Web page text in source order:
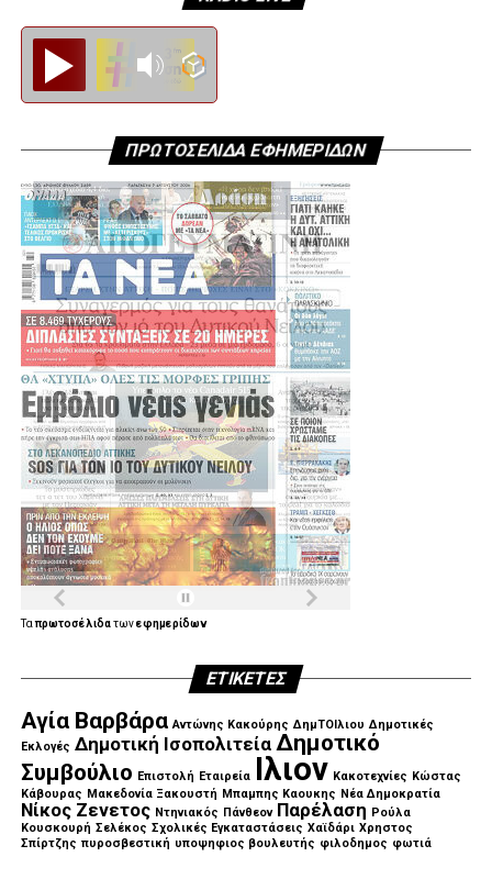
ΠΡΩΤΟΣΕΛΙΔΑ ΕΦΗΜΕΡΙΔΩΝ
Ταπρωτοσέλιδατωνεφημερίδων
ΕΤΙΚΈΤΕΣ
Αγία Βαρβάρα Αντώνης Κακούρης ΔημΤΟΙλιου Δημοτικές
Εκλογές Δημοτική Ισοπολιτεία Δημοτικό
Συμβούλιο Επιστολή Εταιρεία Ιλιον Κακοτεχνίες Κώστας
Κάβουρας Μακεδονία Ξακουστή Μπαμπης Καουκης Νέα Δημοκρατία
Νίκος Ζενετος Ντηνιακός Πάνθεον Παρέλαση Ρούλα
Κουσκουρή Σελέκος Σχολικές Εγκαταστάσεις Χαϊδάρι Χρηστος
Σπίρτζης πυροσβεστική υποψηφιος βουλευτής φιλοδημος φωτιά